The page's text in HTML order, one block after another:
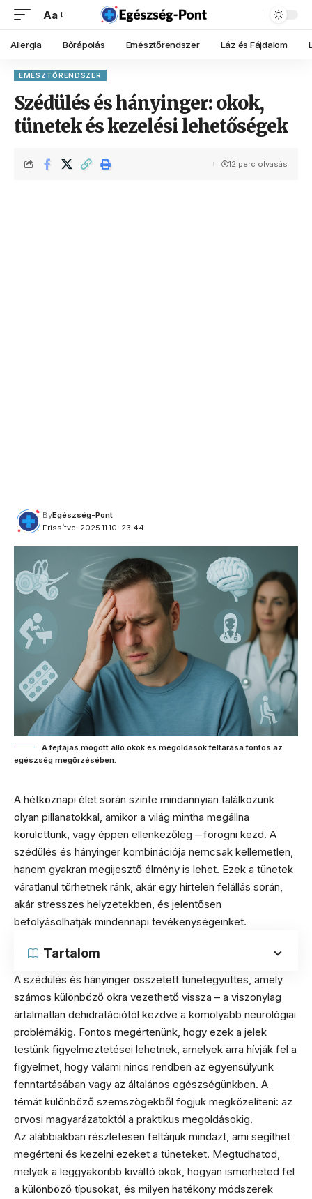
Aa
Allergia Bőrápolás Emésztőrendszer Láz és Fájdalom
EMÉSZTŐRENDSZER
Szédülés és hányinger: okok,
tünetek és kezelési lehetőségek
Frissítve: 2025.11.10. 23:44
ByEgészség-Pont
12 perc olvasás
A fejfájás mögött álló okok és megoldások feltárása fontos az
egészség megőrzésében.
A hétköznapi élet során szinte mindannyian találkozunk
olyan pillanatokkal, amikor a világ mintha megállna
körülöttünk, vagy éppen ellenkezőleg – forogni kezd. A
szédülés és hányinger kombinációja nemcsak kellemetlen,
hanem gyakran megijesztő élmény is lehet. Ezek a tünetek
váratlanul törhetnek ránk, akár egy hirtelen felállás során,
akár stresszes helyzetekben, és jelentősen
befolyásolhatják mindennapi tevékenységeinket.
Tartalom
A szédülés és hányinger összetett tünetegyüttes, amely
számos különböző okra vezethető vissza – a viszonylag
ártalmatlan dehidratációtól kezdve a komolyabb neurológiai
problémákig. Fontos megértenünk, hogy ezek a jelek
testünk figyelmeztetései lehetnek, amelyek arra hívják fel a
figyelmet, hogy valami nincs rendben az egyensúlyunk
fenntartásában vagy az általános egészségünkben. A
témát különböző szemszögekből fogjuk megközelíteni: az
orvosi magyarázatoktól a praktikus megoldásokig.
Az alábbiakban részletesen feltárjuk mindazt, ami segíthet
megérteni és kezelni ezeket a tüneteket. Megtudhatod,
melyek a leggyakoribb kiváltó okok, hogyan ismerheted fel
a különböző típusokat, és milyen hatékony módszerek